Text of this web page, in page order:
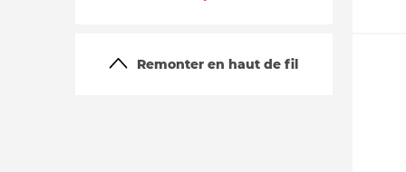
Remonter en haut de fil